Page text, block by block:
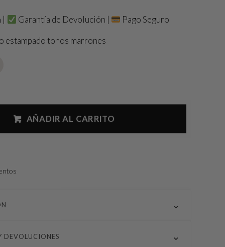
| Garantía de Devolución | Pago Seguro
estampado tonos marrones
AÑADIR AL CARRITO
en tonos maarón. Ideal para combinar con tus looks esta
DEVOLUCIONES